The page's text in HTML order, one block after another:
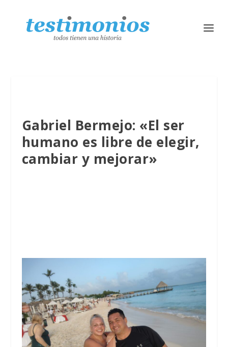
Gabriel Bermejo: «El ser
humano es libre de elegir,
cambiar y mejorar»